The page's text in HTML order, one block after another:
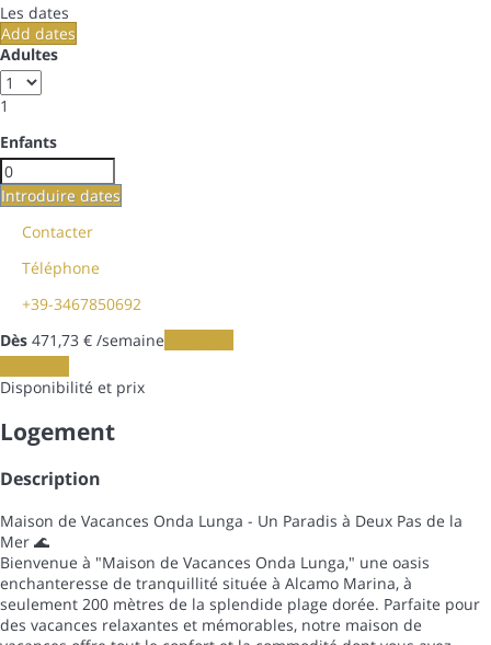
Les dates
Add dates
Adultes
1
Enfants
Introduire dates
Contacter
Téléphone
+39-3467850692
Dès 471,73 € /semaine
Disponibilité et prix
Logement
Description
Maison de Vacances Onda Lunga - Un Paradis à Deux Pas de la
Mer 🌊
Bienvenue à "Maison de Vacances Onda Lunga," une oasis
enchanteresse de tranquillité située à Alcamo Marina, à
seulement 200 mètres de la splendide plage dorée. Parfaite pour
des vacances relaxantes et mémorables, notre maison de